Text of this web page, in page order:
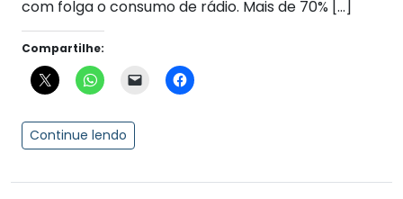
com folga o consumo de rádio. Mais de 70% […]
Compartilhe:
Continue lendo